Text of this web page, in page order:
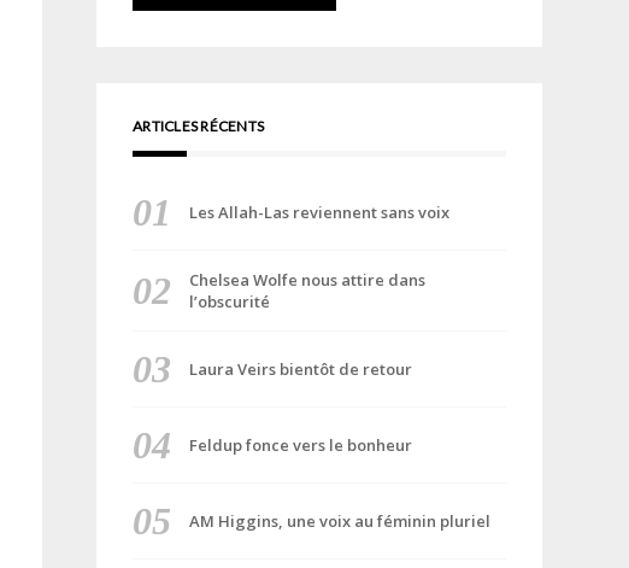
ARTICLES RÉCENTS
Les Allah-Las reviennent sans voix
Chelsea Wolfe nous attire dans
l’obscurité
Laura Veirs bientôt de retour
Feldup fonce vers le bonheur
AM Higgins, une voix au féminin pluriel